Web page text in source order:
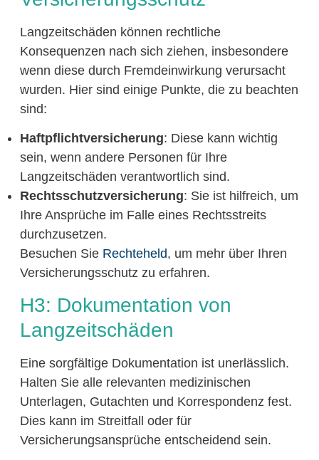
Langzeitschäden können rechtliche
Konsequenzen nach sich ziehen, insbesondere
wenn diese durch Fremdeinwirkung verursacht
wurden. Hier sind einige Punkte, die zu beachten
sind:
Haftpflichtversicherung: Diese kann wichtig
sein, wenn andere Personen für Ihre
Langzeitschäden verantwortlich sind.
Rechtsschutzversicherung: Sie ist hilfreich, um
Ihre Ansprüche im Falle eines Rechtsstreits
durchzusetzen.
Besuchen Sie Rechteheld, um mehr über Ihren
Versicherungsschutz zu erfahren.
H3: Dokumentation von
Langzeitschäden
Eine sorgfältige Dokumentation ist unerlässlich.
Halten Sie alle relevanten medizinischen
Unterlagen, Gutachten und Korrespondenz fest.
Dies kann im Streitfall oder für
Versicherungsansprüche entscheidend sein.